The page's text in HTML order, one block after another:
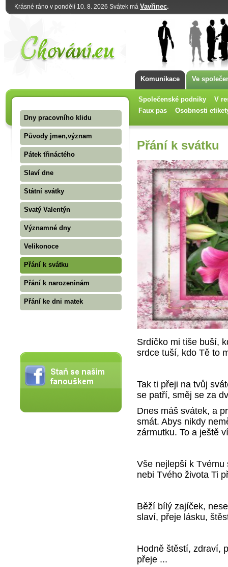
Krásné ráno v pondělí 10. 8. 2026 Svátek má Vavřinec.
Komunikace Ve
Společenské podniky
V
Faux pas
Osobnosti
Dny pracovního klidu
Původy jmen,význam
Pátek třináctého
Slaví dne
Státní svátky
Svatý Valentýn
Významné dny
Velikonoce
Přání k svátku
Přání k narozeninám
Přání ke dni matek
Přání k svátku
Srdíčko mi tiše buší,
srdce tuší, kdo Tě to
Tak ti přeji na tvůj
se patří, směj se za
Dnes máš svátek, a
smát. Abys nikdy
zármutku. To a ještě
Vše nejlepší k Tvému
nebi Tvého života Ti
Běží bílý zajíček,
slaví, přeje lásku,
Hodně štěstí, zdraví,
přeje ...